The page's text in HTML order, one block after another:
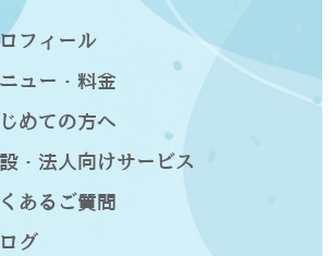
フィール
ュー・料金
めての方へ
・法人向けサービス
あるご質問
グ